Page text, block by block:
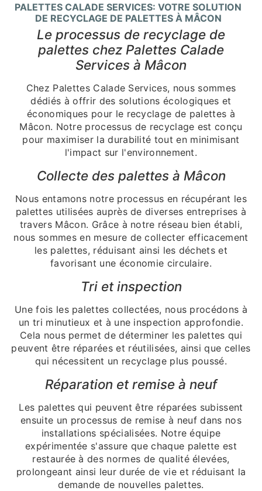
PALETTES CALADE SERVICES: VOTRE SOLUTION
DE RECYCLAGE DE PALETTES À MÂCON
Le processus de recyclage de
palettes chez Palettes Calade
Services à Mâcon
Chez Palettes Calade Services, nous sommes
dédiés à offrir des solutions écologiques et
économiques pour le recyclage de palettes à
Mâcon. Notre processus de recyclage est conçu
pour maximiser la durabilité tout en minimisant
l'impact sur l'environnement.
Collecte des palettes à Mâcon
Nous entamons notre processus en récupérant les
palettes utilisées auprès de diverses entreprises à
travers Mâcon. Grâce à notre réseau bien établi,
nous sommes en mesure de collecter efficacement
les palettes, réduisant ainsi les déchets et
favorisant une économie circulaire.
Tri et inspection
Une fois les palettes collectées, nous procédons à
un tri minutieux et à une inspection approfondie.
Cela nous permet de déterminer les palettes qui
peuvent être réparées et réutilisées, ainsi que celles
qui nécessitent un recyclage plus poussé.
Réparation et remise à neuf
Les palettes qui peuvent être réparées subissent
ensuite un processus de remise à neuf dans nos
installations spécialisées. Notre équipe
expérimentée s'assure que chaque palette est
restaurée à des normes de qualité élevées,
prolongeant ainsi leur durée de vie et réduisant la
demande de nouvelles palettes.